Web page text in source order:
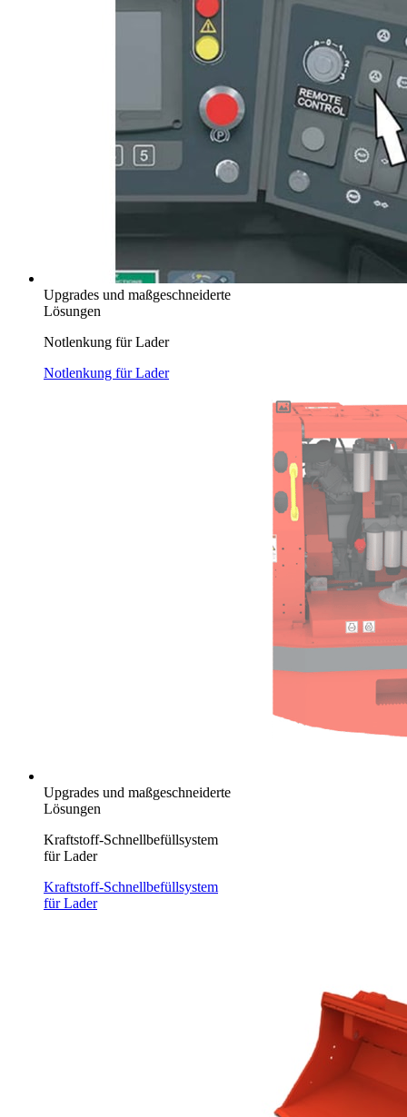
Upgrades und maßgeschneiderte
Lösungen
Notlenkung für Lader
Notlenkung für Lader
Upgrades und maßgeschneiderte
Lösungen
Kraftstoff-Schnellbefüllsystem
für Lader
Kraftstoff-Schnellbefüllsystem
für Lader